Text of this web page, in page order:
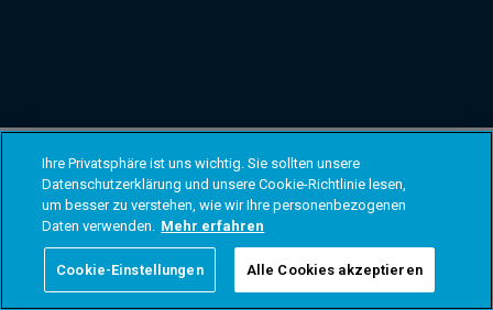
Ihre Privatsphäre ist uns wichtig. Sie sollten unsere
Datenschutzerklärung und unsere Cookie-Richtlinie lesen,
um besser zu verstehen, wie wir Ihre personenbezogenen
Daten verwenden. Mehr erfahren
Cookie-Einstellungen Alle Cookies akzeptieren